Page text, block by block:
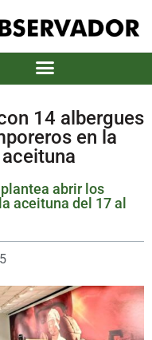
14 albergues
en la
abrir los
aceituna del 17 al